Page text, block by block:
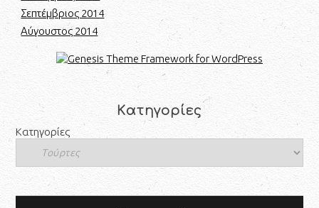
Σεπτέμβριος 2014
Αύγουστος 2014
Kατηγορίες
Kατηγορίες